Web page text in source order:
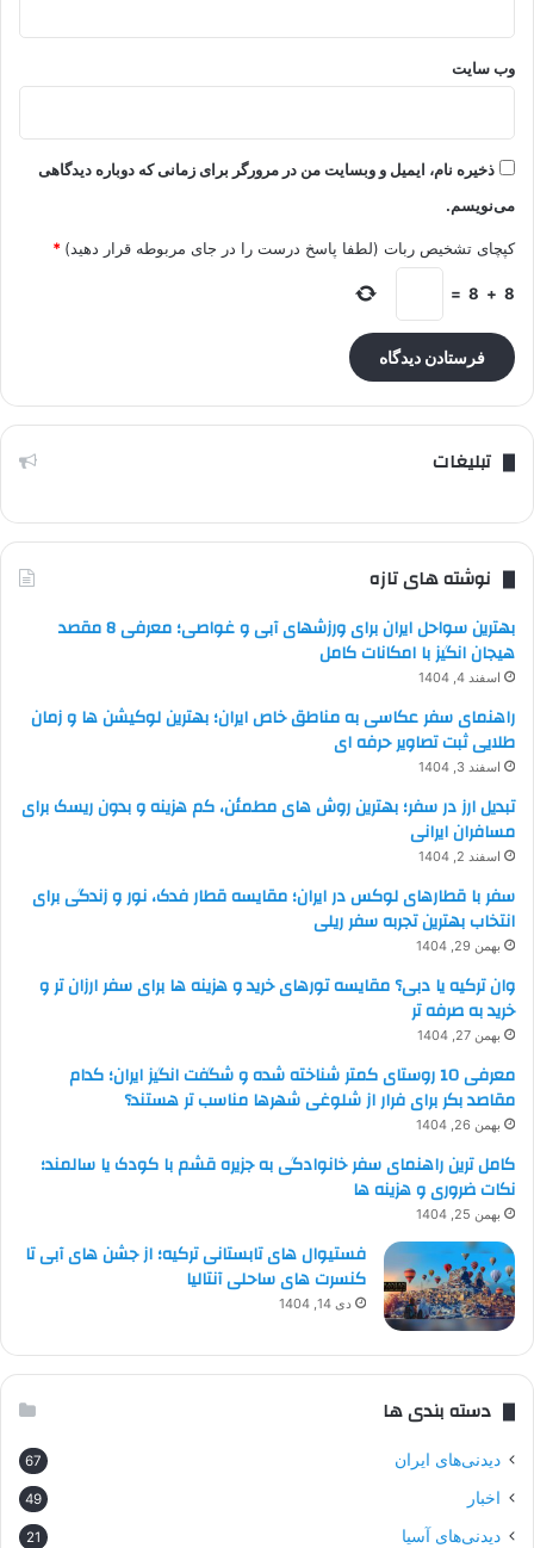
وب‌ سایت
ذخیره نام، ایمیل و وبسایت من در مرورگر برای زمانی که دوباره دیدگاهی
می‌نویسم.
کپچای تشخیص ربات (لطفا پاسخ درست را در جای مربوطه قرار دهید) *
8
+
8
=
تبلیغات
نوشته های تازه
بهترین سواحل ایران برای ورزشهای آبی و غواصی؛ معرفی 8 مقصد
هیجان انگیز با امکانات کامل
اسفند 4, 1404
راهنمای سفر عکاسی به مناطق خاص ایران؛ بهترین لوکیشن ها و زمان
طلایی ثبت تصاویر حرفه ای
اسفند 3, 1404
تبدیل ارز در سفر؛ بهترین روش های مطمئن، کم هزینه و بدون ریسک برای
مسافران ایرانی
اسفند 2, 1404
سفر با قطارهای لوکس در ایران؛ مقایسه قطار فدک، نور و زندگی برای
انتخاب بهترین تجربه سفر ریلی
بهمن 29, 1404
وان ترکیه یا دبی؟ مقایسه تورهای خرید و هزینه ها برای سفر ارزان تر و
خرید به صرفه تر
بهمن 27, 1404
معرفی 10 روستای کمتر شناخته شده و شگفت انگیز ایران؛ کدام
مقاصد بکر برای فرار از شلوغی شهرها مناسب تر هستند؟
بهمن 26, 1404
کامل ترین راهنمای سفر خانوادگی به جزیره قشم با کودک یا سالمند؛
نکات ضروری و هزینه ها
بهمن 25, 1404
فستیوال های تابستانی ترکیه؛ از جشن های آبی تا
کنسرت های ساحلی آنتالیا
دی 14, 1404
دسته بندی ها
دیدنی‌های ایران 67
اخبار 49
دیدنی‌های آسیا 21